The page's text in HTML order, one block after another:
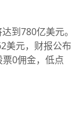
到780亿美元。
美元，财报公布
票0佣金，低点